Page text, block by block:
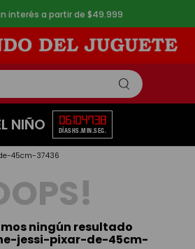
interés a partir de $49.999
NIÑO 06
DÍAS
10
HS.
47
MIN.
37
SEG.
45cm-37436
ningún resultado
jessi-pixar-de-45cm-